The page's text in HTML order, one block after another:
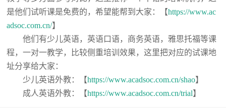
是他们试听课是免费的，希望能帮到大家：【https://www.ac
adsoc.com.cn/】
他们有少儿英语，英语口语，商务英语，雅思托福等课
程，一对一教学，比较侧重培训效果，这里把对应的试课地
址分享给大家：
少儿英语外教：【https://www.acadsoc.com.cn/shao】
成人英语外教：【https://www.acadsoc.com.cn/trial】